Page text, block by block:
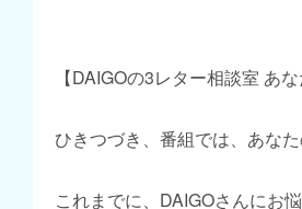
【DAIGOの3レター相談室 あ
ひきつづき、番組では、あな
これまでに、DAIGOさんにお